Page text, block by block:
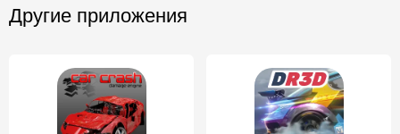
Другие приложения